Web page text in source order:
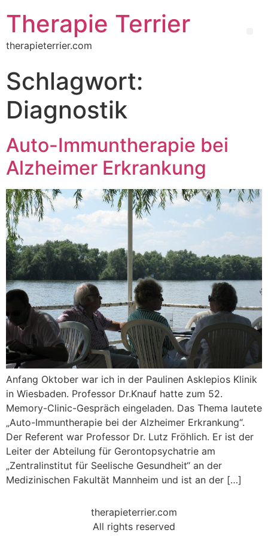
Therapie Terrier
therapieterrier.com
Schlagwort:
Diagnostik
Auto-Immuntherapie bei
Alzheimer Erkrankung
Anfang Oktober war ich in der Paulinen Asklepios Klinik
in Wiesbaden. Professor Dr.Knauf hatte zum 52.
Memory-Clinic-Gespräch eingeladen. Das Thema lautete
„Auto-Immuntherapie bei der Alzheimer Erkrankung“.
Der Referent war Professor Dr. Lutz Fröhlich. Er ist der
Leiter der Abteilung für Gerontopsychatrie am
„Zentralinstitut für Seelische Gesundheit“ an der
Medizinischen Fakultät Mannheim und ist an der […]
therapieterrier.com
All rights reserved